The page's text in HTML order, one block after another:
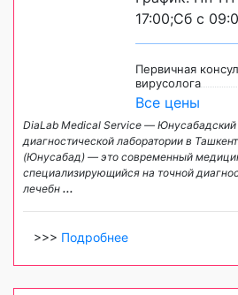
17:00;Сб с
Первичная
вирусолога
Все цены
DiaLab Medical Service — Юнусабадский
диагностической лаборатории в
(Юнусабад) — это современный
специализирующийся на точной
лечебн ...
>>> Подробнее